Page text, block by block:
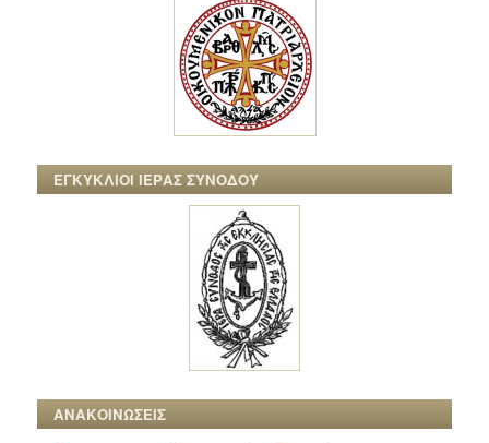
ΕΓΚΥΚΛΙΟΙ ΙΕΡΑΣ ΣΥΝΟΔΟΥ
ΑΝΑΚΟΙΝΩΣΕΙΣ